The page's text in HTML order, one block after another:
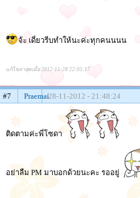
จ้ะ เดี่ยวรีบทำให้นะค่ะทุกคนนนน
แก้ไขล่าสุดเมื่อ 2012-11-28 22:05:17
#7 Praemai28-11-2012 - 21:48:24
ติดตามค่ะพี่โซดา
อย่าลืม PM มาบอกด้วยนะคะ รออยู่